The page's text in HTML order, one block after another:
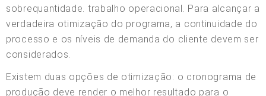
sobrequantidade. trabalho operacional. Para alcançar a
verdadeira otimização do programa, a continuidade do
processo e os níveis de demanda do cliente devem ser
considerados.
Existem duas opções de otimização: o cronograma de
produção deve render o melhor resultado para o